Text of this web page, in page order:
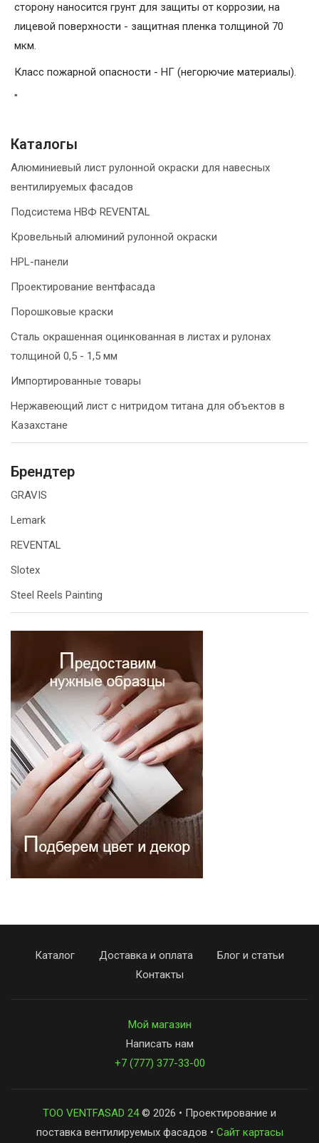
сторону наносится грунт для защиты от коррозии, на
лицевой поверхности - защитная пленка толщиной 70
мкм.
Класс пожарной опасности - НГ (негорючие материалы).
"
Каталогы
Алюминиевый лист рулонной окраски для навесных
вентилируемых фасадов
Подсистема НВФ REVENTAL
Кровельный алюминий рулонной окраски
HPL-панели
Проектирование вентфасада
Порошковые краски
Сталь окрашенная оцинкованная в листах и рулонах
толщиной 0,5 - 1,5 мм
Импортированные товары
Нержавеющий лист с нитридом титана для объектов в
Казахстане
Брендтер
GRAVIS
Lemark
REVENTAL
Slotex
Steel Reels Painting
Каталог Доставка и оплата
Блог и статьи
Контакты
Мой магазин
Написать нам
+7 (777) 377-33-00
ТОО VENTFASAD 24© 2026 • Проектирование и
поставка вентилируемых фасадов • Сайт картасы